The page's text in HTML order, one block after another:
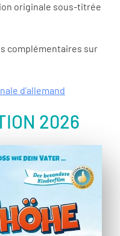
originale sous-titrée
complémentaires sur
d’allemand
2026